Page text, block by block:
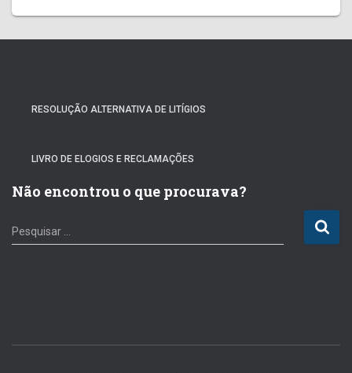
RESOLUÇÃO ALTERNATIVA DE LITÍGIOS
LIVRO DE ELOGIOS E RECLAMAÇÕES
Não encontrou o que procurava?
P
e
a
Pesquisar …